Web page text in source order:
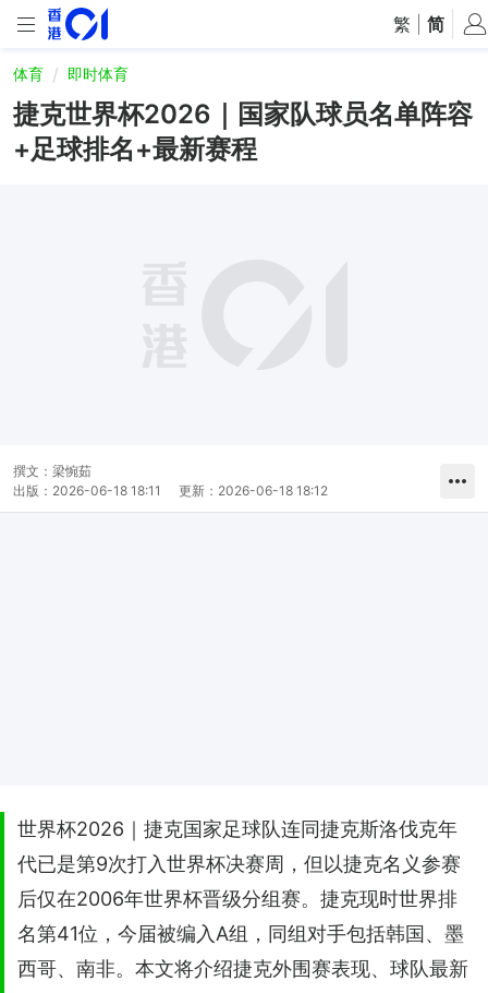
繁 简
体育 即时体育
捷克世界杯2026｜国家队球员名单阵容
+足球排名+最新赛程
撰文： 梁惋茹
出版： 2026-06-18 18:11 更新： 2026-06-18 18:12
世界杯2026｜捷克国家足球队连同捷克斯洛伐克年
代已是第9次打入世界杯决赛周，但以捷克名义参赛
后仅在2006年世界杯晋级分组赛。捷克现时世界排
名第41位，今届被编入A组，同组对手包括韩国、墨
西哥、南非。本文将介绍捷克外围赛表现、球队最新